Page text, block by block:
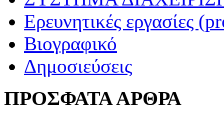
Ερευνητικές εργασίες
Βιογραφικό
Δημοσιεύσεις
ΠΡΟΣΦΑΤΑ ΑΡΘΡΑ